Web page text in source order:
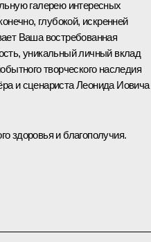
галерею интересных
глубокой, искренней
Ваша востребованная
уникальный личный вклад
творческого наследия
и сценариста Леонида Иовича
здоровья и благополучия.